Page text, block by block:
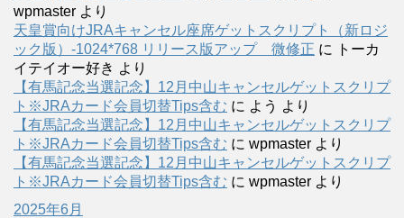
wpmaster より
天皇賞向けJRAキャンセル座席ゲットスクリプト（新ロジ
ック版）-1024*768 リリース版アップ 微修正 に
トーカ
イテイオー好き より
【有馬記念当選記念】12月中山キャンセルゲットスクリプ
ト※JRAカード会員切替Tips含む に よう より
【有馬記念当選記念】12月中山キャンセルゲットスクリプ
ト※JRAカード会員切替Tips含む に wpmaster より
【有馬記念当選記念】12月中山キャンセルゲットスクリプ
ト※JRAカード会員切替Tips含む に wpmaster より
2025年6月